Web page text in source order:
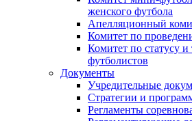
женского футбола
Апелляционный
Комитет по
Комитет по статусу и
футболистов
Документы
Учредительные
Стратегии и
Регламенты